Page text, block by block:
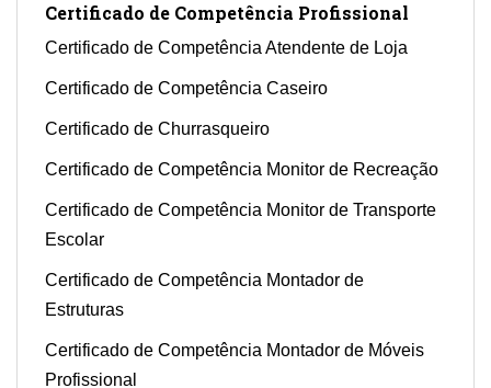
Certificado de Competência Profissional
Certificado de Competência Atendente de Loja
Certificado de Competência Caseiro
Certificado de Churrasqueiro
Certificado de Competência Monitor de Recreação
Certificado de Competência Monitor de Transporte
Escolar
Certificado de Competência Montador de
Estruturas
Certificado de Competência Montador de Móveis
Profissional